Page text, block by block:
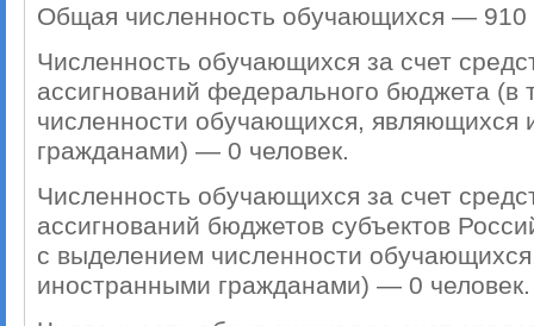
Общая численность обучающихся — 910
Численность обучающихся за счет
ассигнований федерального бюджета (в
численности обучающихся, являющихся
гражданами) — 0 человек.
Численность обучающихся за счет
ассигнований бюджетов субъектов
с выделением численности
иностранными гражданами) — 0 человек.